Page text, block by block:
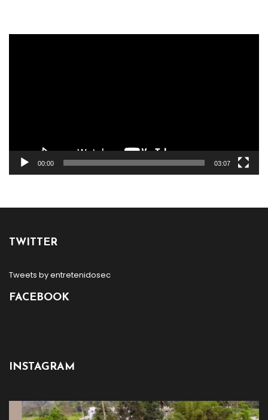
00:00 03:07
TWITTER
Tweets by entretenidosec
FACEBOOK
INSTAGRAM